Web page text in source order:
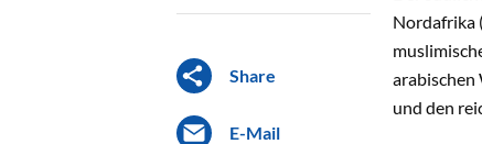
Share
E-Mail
Nordafrika
arabischen
und den